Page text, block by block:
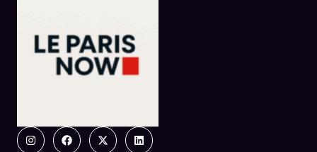
InstagramFacebook
X-
twitter
Linkedin